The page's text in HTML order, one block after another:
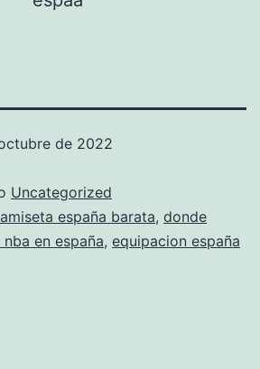
de 2022
Uncategorized
españa barata, donde
en españa, equipacion españa